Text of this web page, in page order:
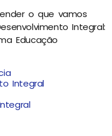
o que vamos
Integral:
Educação
Integral